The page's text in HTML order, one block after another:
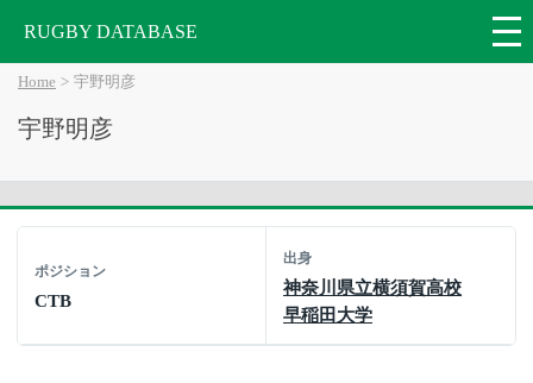
RUGBY DATABASE
Home 宇野明彦
宇野明彦
ポジション
CTB
出身
神奈川県立横須賀高校
早稲田大学